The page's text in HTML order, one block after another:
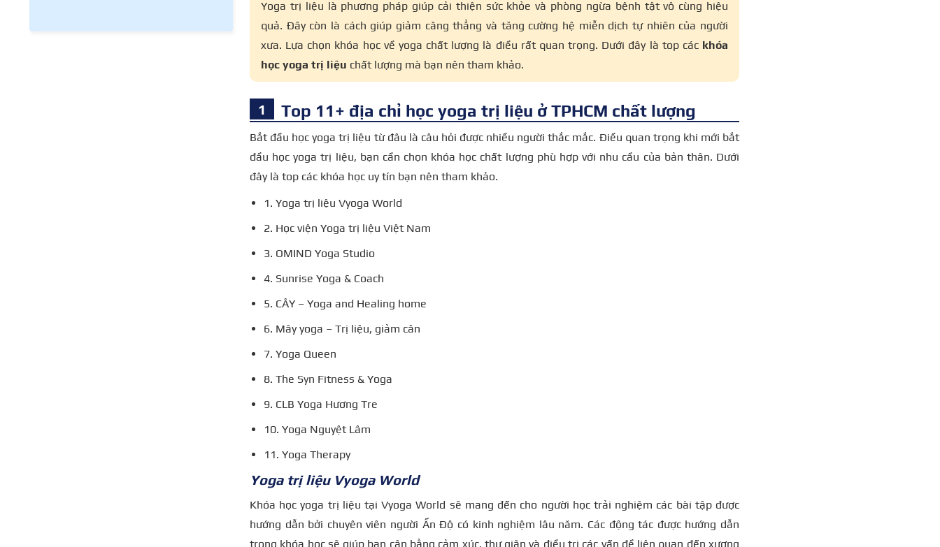
Yoga trị liệu là phương pháp giúp cải thiện sức khỏe và phòng ngừa bệnh tật vô cùng hiệu
quả. Đây còn là cách giúp giảm căng thẳng và tăng cường hệ miễn dịch tự nhiên của người
xưa. Lựa chọn khóa học về yoga chất lượng là điều rất quan trọng. Dưới đây là top các khóa
học yoga trị liệu chất lượng mà bạn nên tham khảo.
Top 11+ địa chỉ học yoga trị liệu ở TPHCM chất lượng
Bắt đầu học yoga trị liệu từ đâu là câu hỏi được nhiều người thắc mắc. Điều quan trọng khi mới bắt
đầu học yoga trị liệu, bạn cần chọn khóa học chất lượng phù hợp với nhu cầu của bản thân. Dưới
đây là top các khóa học uy tín bạn nên tham khảo.
1. Yoga trị liệu Vyoga World
2. Học viện Yoga trị liệu Việt Nam
3. OMIND Yoga Studio
4. Sunrise Yoga & Coach
5. CÂY – Yoga and Healing home
6. Mây yoga – Trị liệu, giảm cân
7. Yoga Queen
8. The Syn Fitness & Yoga
9. CLB Yoga Hương Tre
10. Yoga Nguyệt Lâm
11. Yoga Therapy
Yoga trị liệu Vyoga World
Khóa học yoga trị liệu tại Vyoga World sẽ mang đến cho người học trải nghiệm các bài tập được
hướng dẫn bởi chuyên viên người Ấn Độ có kinh nghiệm lâu năm. Các động tác được hướng dẫn
trong khóa học sẽ giúp bạn cân bằng cảm xúc, thư giãn và điều trị các vấn đề liên quan đến xương